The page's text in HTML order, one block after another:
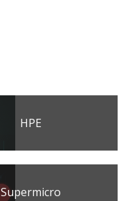
HPE
Supermicro